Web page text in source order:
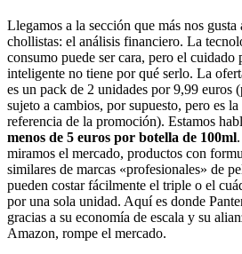
Llegamos a la sección que más nos gusta
chollistas: el análisis financiero. La
consumo puede ser cara, pero el cuidado
inteligente no tiene por qué serlo. La
es un pack de 2 unidades por 9,99 euros
sujeto a cambios, por supuesto, pero es la
referencia de la promoción). Estamos
menos de 5 euros por botella de 100ml
miramos el mercado, productos con
similares de marcas «profesionales» de
pueden costar fácilmente el triple o el
por una sola unidad. Aquí es donde
gracias a su economía de escala y su
Amazon, rompe el mercado.